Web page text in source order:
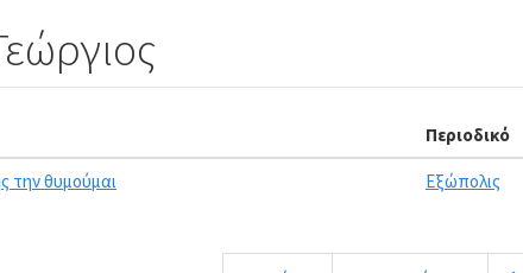
Περιοδικό
την θυμούμαι Εξώπολις